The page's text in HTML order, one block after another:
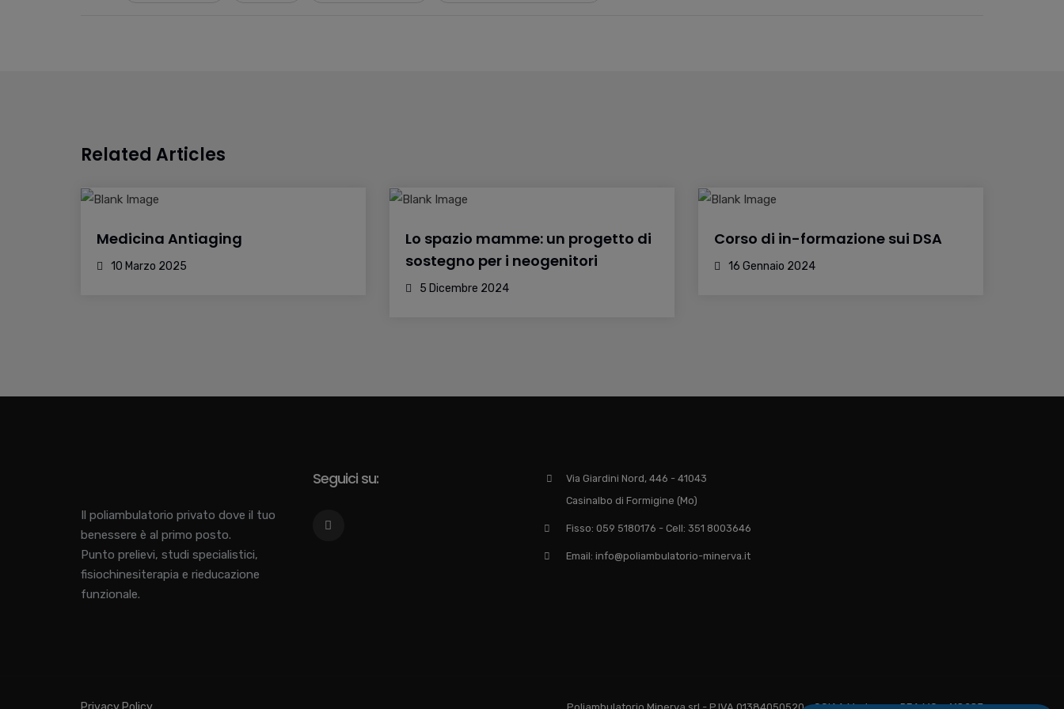
Related Articles
Medicina Antiaging
10 Marzo 2025
Lo spazio mamme: un progetto di
sostegno per i neogenitori
5 Dicembre 2024
Corso di in-formazione sui DSA
16 Gennaio 2024
Il poliambulatorio privato dove il tuo
benessere è al primo posto.
Punto prelievi, studi specialistici,
fisiochinesiterapia e rieducazione
funzionale.
Seguici su:
Via Giardini Nord, 446 - 41043
Casinalbo di Formigine (Mo)
Fisso: 059 5180176 - Cell: 351 8003646
Email: info@poliambulatorio-minerva.it